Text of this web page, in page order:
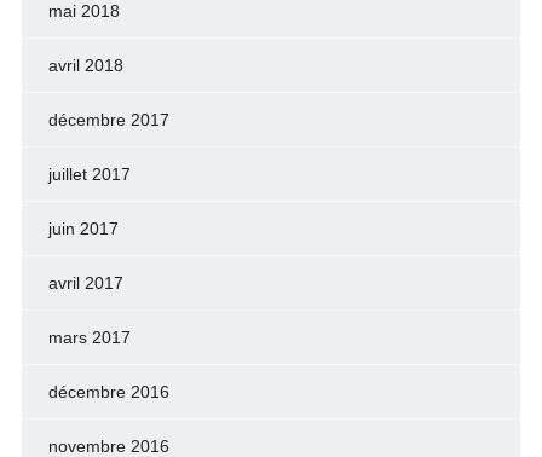
mai 2018
avril 2018
décembre 2017
juillet 2017
juin 2017
avril 2017
mars 2017
décembre 2016
novembre 2016